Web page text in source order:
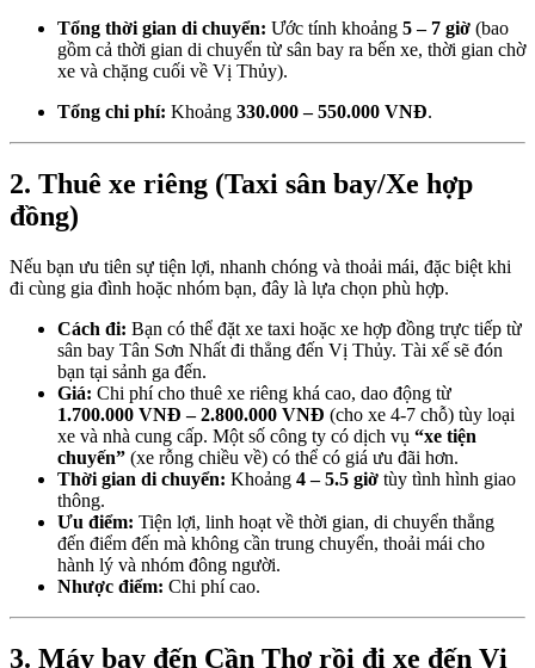
Tổng thời gian di chuyển: Ước tính khoảng 5 – 7 giờ (bao
gồm cả thời gian di chuyển từ sân bay ra bến xe, thời gian chờ
xe và chặng cuối về Vị Thủy).
Tổng chi phí: Khoảng 330.000 – 550.000 VNĐ.
2. Thuê xe riêng (Taxi sân bay/Xe hợp
đồng)
Nếu bạn ưu tiên sự tiện lợi, nhanh chóng và thoải mái, đặc biệt khi
đi cùng gia đình hoặc nhóm bạn, đây là lựa chọn phù hợp.
Cách đi: Bạn có thể đặt xe taxi hoặc xe hợp đồng trực tiếp từ
sân bay Tân Sơn Nhất đi thẳng đến Vị Thủy. Tài xế sẽ đón
bạn tại sảnh ga đến.
Giá: Chi phí cho thuê xe riêng khá cao, dao động từ
1.700.000 VNĐ – 2.800.000 VNĐ (cho xe 4-7 chỗ) tùy loại
xe và nhà cung cấp. Một số công ty có dịch vụ “xe tiện
chuyến” (xe rỗng chiều về) có thể có giá ưu đãi hơn.
Thời gian di chuyển: Khoảng 4 – 5.5 giờ tùy tình hình giao
thông.
Ưu điểm: Tiện lợi, linh hoạt về thời gian, di chuyển thẳng
đến điểm đến mà không cần trung chuyển, thoải mái cho
hành lý và nhóm đông người.
Nhược điểm: Chi phí cao.
3. Máy bay đến Cần Thơ rồi đi xe đến Vị